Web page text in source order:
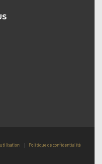
| Politique de confidentialité